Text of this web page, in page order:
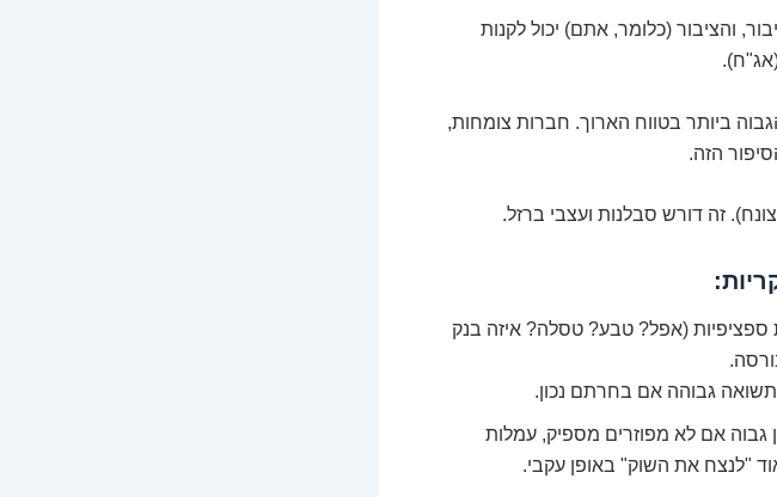
והציבור (כלומר, אתם) יכול לקנות
ביותר בטווח הארוך. חברות צומחות,
הזה.
זה דורש סבלנות ועצבי ברזל.
(אפל? טבע? טסלה? איזה בנק
גבוהה אם בחרתם נכון.
גבוה אם לא מפוזרים מספיק, עמלות
"לנצח את השוק" באופן עקבי.